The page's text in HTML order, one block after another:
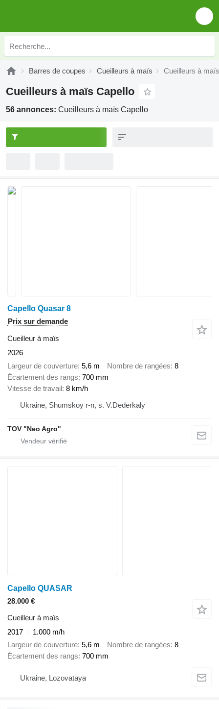
Barres de coupes Cueilleurs à maïs Cueilleurs à
Cueilleurs à maïs Capello
56 annonces: Cueilleurs à maïs Capello
Capello Quasar 8
Prix sur demande
Cueilleur à maïs
2026
Largeur de couverture 5,6 m Nombre de rangées 8
Écartement des rangs 700 mm
Vitesse de travail 8 km/h
Ukraine, Shumskoy r-n, s. V.Dederkaly
TOV "Neo Agro"
Capello QUASAR
28.000 €
Cueilleur à maïs
2017
1.000 m/h
Largeur de couverture 5,6 m Nombre de rangées 8
Écartement des rangs 700 mm
Ukraine, Lozovataya